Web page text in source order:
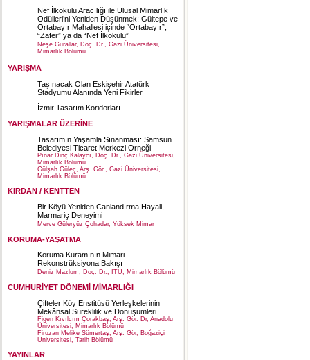
Nef İlkokulu Aracılığı ile Ulusal Mimarlık
Ödülleri’ni Yeniden Düşünmek: Gültepe ve
Ortabayır Mahallesi içinde “Ortabayır”,
“Zafer” ya da “Nef İlkokulu”
Neşe Gurallar, Doç. Dr., Gazi Üniversitesi,
Mimarlık Bölümü
YARIŞMA
Taşınacak Olan Eskişehir Atatürk
Stadyumu Alanında Yeni Fikirler
İzmir Tasarım Koridorları
YARIŞMALAR ÜZERİNE
Tasarımın Yaşamla Sınanması: Samsun
Belediyesi Ticaret Merkezi Örneği
Pınar Dinç Kalaycı, Doç. Dr., Gazi Üniversitesi,
Mimarlık Bölümü
Gülşah Güleç, Arş. Gör., Gazi Üniversitesi,
Mimarlık Bölümü
KIRDAN / KENTTEN
Bir Köyü Yeniden Canlandırma Hayali,
Marmariç Deneyimi
Merve Güleryüz Çohadar, Yüksek Mimar
KORUMA-YAŞATMA
Koruma Kuramının Mimari
Rekonstrüksiyona Bakışı
Deniz Mazlum, Doç. Dr., İTÜ, Mimarlık Bölümü
CUMHURİYET DÖNEMİ MİMARLIĞI
Çifteler Köy Enstitüsü Yerleşkelerinin
Mekânsal Süreklilik ve Dönüşümleri
Figen Kıvılcım Çorakbaş, Arş. Gör. Dr, Anadolu
Üniversitesi, Mimarlık Bölümü
Firuzan Melike Sümertaş, Arş. Gör, Boğaziçi
Üniversitesi, Tarih Bölümü
YAYINLAR